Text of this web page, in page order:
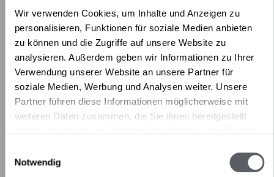
Wir verwenden Cookies, um Inhalte und Anzeigen zu
personalisieren, Funktionen für soziale Medien anbieten
zu können und die Zugriffe auf unsere Website zu
analysieren. Außerdem geben wir Informationen zu Ihrer
Verwendung unserer Website an unsere Partner für
soziale Medien, Werbung und Analysen weiter. Unsere
Partner führen diese Informationen möglicherweise mit
weiteren Daten zusammen, die Sie ihnen bereitgestellt
Notwendig